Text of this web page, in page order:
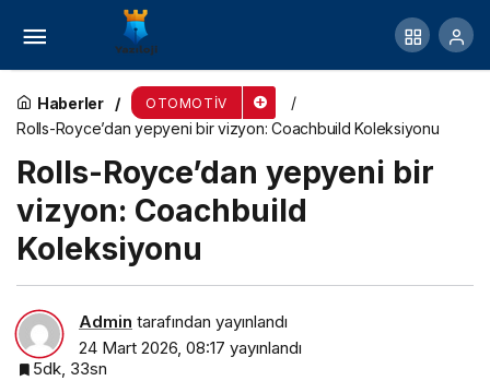
Haberler OTOMOTIV
Rolls-Royce’dan yepyeni bir vizyon: Coachbuild Koleksiyonu
Rolls-Royce’dan yepyeni bir
vizyon: Coachbuild
Koleksiyonu
Admin tarafından yayınlandı
24 Mart 2026, 08:17 yayınlandı
5dk, 33sn
Hyundai, IONIQ 3’ü Milano Tasarım Haftası’nda